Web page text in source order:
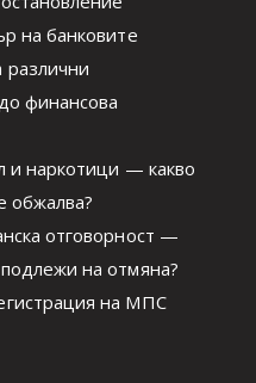
на банковите
финансова
и наркотици — какво
обжалва?
отговорност —
на отмяна?
на МПС